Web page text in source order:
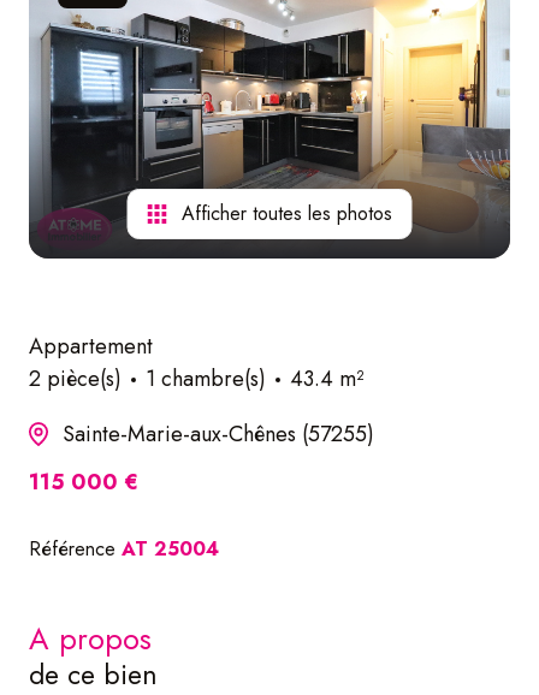
L'agence
nos
services
Afficher toutes les photos
Appartement
2 pièce(s)
1 chambre(s)
43.4 m²
Sainte-Marie-aux-Chênes (57255)
115 000 €
Référence AT 25004
a propos
de ce bien